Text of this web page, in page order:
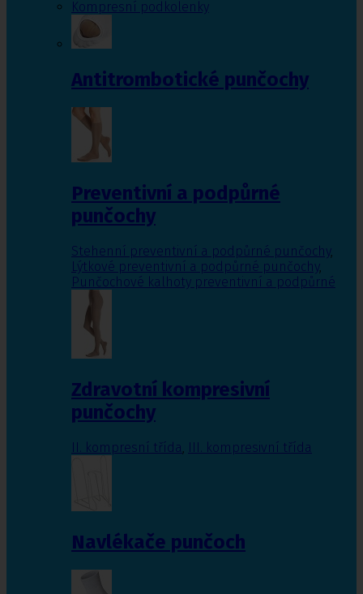
Kompresní podkolenky
Antitrombotické punčochy
Preventivní a podpůrné
punčochy
Stehenní preventivní a podpůrné punčochy,
Lýtkové preventivní a podpůrné punčochy,
Punčochové kalhoty preventivní a podpůrné
Zdravotní kompresivní
punčochy
II. kompresní třída III. kompresivní třída
Navlékače punčoch